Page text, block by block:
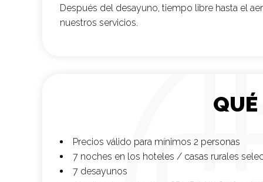
Después del desayuno, tiempo libre hasta el
nuestros servicios.
Precios válido para mínimos 2 personas
7 noches en los hoteles / casas rurales
7 desayunos